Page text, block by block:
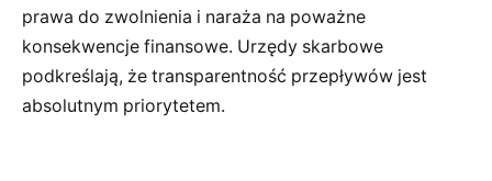
prawa do zwolnienia i naraża na poważne
konsekwencje finansowe. Urzędy skarbowe
podkreślają, że transparentność przepływów jest
absolutnym priorytetem.